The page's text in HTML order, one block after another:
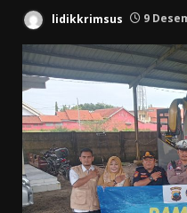
lidikkrimsus 9